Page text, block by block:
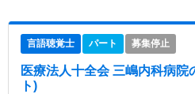
言語聴覚士 パート 募集停止
医療法人十全会 三嶋内科病院
ト)